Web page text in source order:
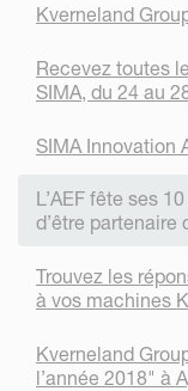
Kverneland
Recevez toutes
SIMA, du 24 au
SIMA Innovation
L’AEF fête ses
d’être partenaire
Trouvez les
à vos machines
Kverneland
l’année 2018" à